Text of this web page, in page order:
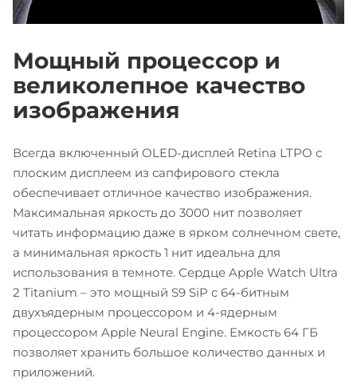
Мощный процессор и
великолепное качество
изображения
Всегда включенный OLED-дисплей Retina LTPO с
плоским дисплеем из сапфирового стекла
обеспечивает отличное качество изображения.
Максимальная яркость до 3000 нит позволяет
читать информацию даже в ярком солнечном свете,
а минимальная яркость 1 нит идеальна для
использования в темноте. Сердце Apple Watch Ultra
2 Titanium – это мощный S9 SiP с 64-битным
двухъядерным процессором и 4-ядерным
процессором Apple Neural Engine. Емкость 64 ГБ
позволяет хранить большое количество данных и
приложений.